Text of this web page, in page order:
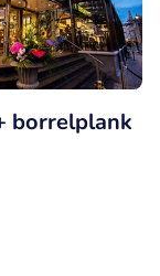
borrelplank